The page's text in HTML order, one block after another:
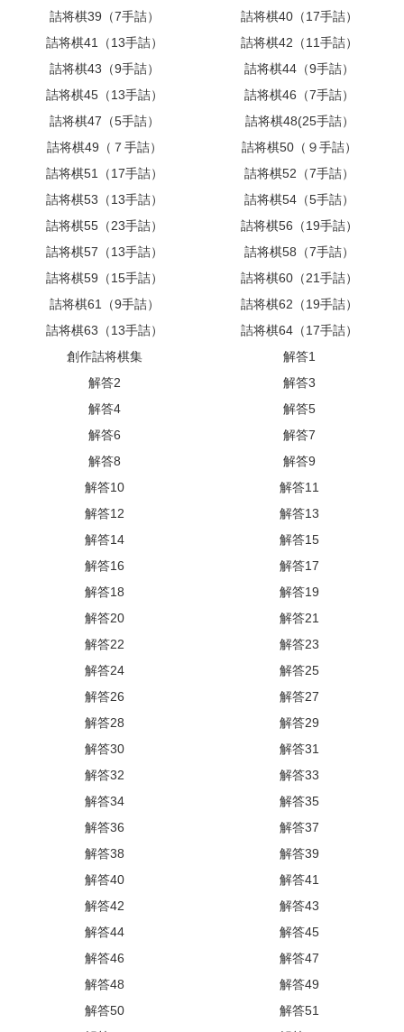
詰将棋39（7手詰）
詰将棋40（17手詰）
詰将棋41（13手詰）
詰将棋42（11手詰）
詰将棋43（9手詰）
詰将棋44（9手詰）
詰将棋45（13手詰）
詰将棋46（7手詰）
詰将棋47（5手詰）
詰将棋48(25手詰）
詰将棋49（７手詰）
詰将棋50（９手詰）
詰将棋51（17手詰）
詰将棋52（7手詰）
詰将棋53（13手詰）
詰将棋54（5手詰）
詰将棋55（23手詰）
詰将棋56（19手詰）
詰将棋57（13手詰）
詰将棋58（7手詰）
詰将棋59（15手詰）
詰将棋60（21手詰）
詰将棋61（9手詰）
詰将棋62（19手詰）
詰将棋63（13手詰）
詰将棋64（17手詰）
創作詰将棋集
解答1
解答2
解答3
解答4
解答5
解答6
解答7
解答8
解答9
解答10
解答11
解答12
解答13
解答14
解答15
解答16
解答17
解答18
解答19
解答20
解答21
解答22
解答23
解答24
解答25
解答26
解答27
解答28
解答29
解答30
解答31
解答32
解答33
解答34
解答35
解答36
解答37
解答38
解答39
解答40
解答41
解答42
解答43
解答44
解答45
解答46
解答47
解答48
解答49
解答50
解答51